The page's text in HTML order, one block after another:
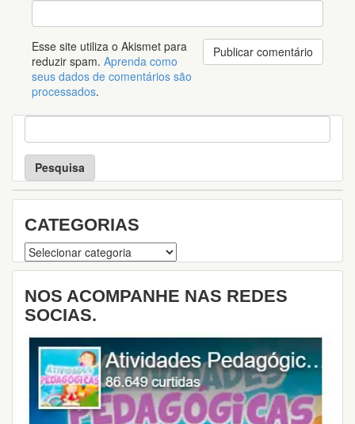
Esse site utiliza o Akismet para
reduzir spam. Aprenda como
seus dados de comentários são
processados.
P
e
s
u
i
a
CATEGORIAS
Categorias
NOS ACOMPANHE NAS REDES
SOCIAS.